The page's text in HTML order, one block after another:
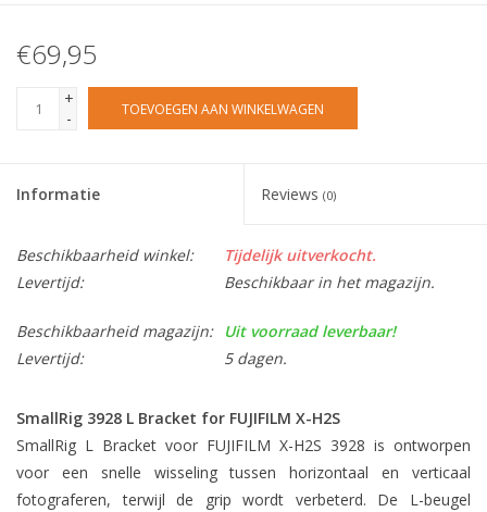
€69,95
+
-
TOEVOEGEN AAN WINKELWAGEN
Informatie Reviews (0)
Beschikbaarheid winkel:
Tijdelijk uitverkocht.
Levertijd:
Beschikbaar in het magazijn.
Beschikbaarheid magazijn:
Uit voorraad leverbaar!
Levertijd:
5 dagen.
SmallRig 3928 L Bracket for FUJIFILM X-H2S
SmallRig L Bracket voor FUJIFILM X-H2S 3928 is ontworpen
voor een snelle wisseling tussen horizontaal en verticaal
fotograferen, terwijl de grip wordt verbeterd. De L-beugel